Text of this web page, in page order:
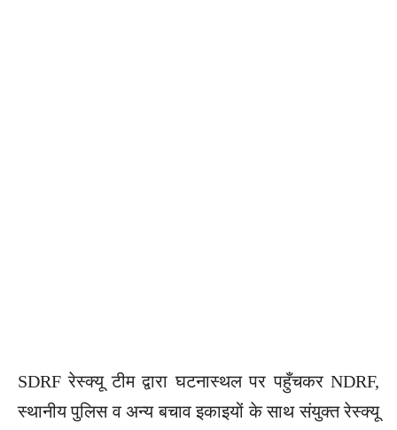
SDRF रेस्क्यू टीम द्वारा घटनास्थल पर पहुँचकर NDRF,
स्थानीय पुलिस व अन्य बचाव इकाइयों के साथ संयुक्त रेस्क्यू